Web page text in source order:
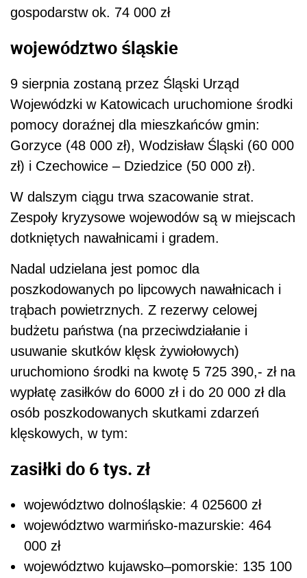
gospodarstw ok. 74 000 zł
województwo śląskie
9 sierpnia zostaną przez Śląski Urząd
Wojewódzki w Katowicach uruchomione środki
pomocy doraźnej dla mieszkańców gmin:
Gorzyce (48 000 zł), Wodzisław Śląski (60 000
zł) i Czechowice – Dziedzice (50 000 zł).
W dalszym ciągu trwa szacowanie strat.
Zespoły kryzysowe wojewodów są w miejscach
dotkniętych nawałnicami i gradem.
Nadal udzielana jest pomoc dla
poszkodowanych po lipcowych nawałnicach i
trąbach powietrznych. Z rezerwy celowej
budżetu państwa (na przeciwdziałanie i
usuwanie skutków klęsk żywiołowych)
uruchomiono środki na kwotę 5 725 390,- zł na
wypłatę zasiłków do 6000 zł i do 20 000 zł dla
osób poszkodowanych skutkami zdarzeń
klęskowych, w tym:
zasiłki do 6 tys. zł
województwo dolnośląskie: 4 025600 zł
województwo warmińsko-mazurskie: 464
000 zł
województwo kujawsko–pomorskie: 135 100